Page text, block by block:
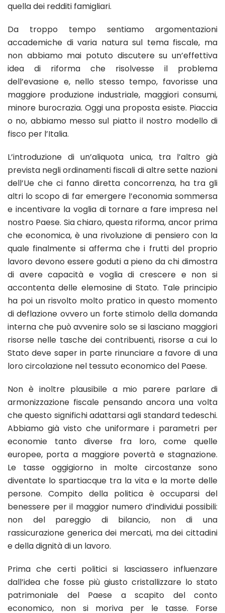
quella dei redditi famigliari.
Da troppo tempo sentiamo argomentazioni
accademiche di varia natura sul tema fiscale, ma
non abbiamo mai potuto discutere su un’effettiva
idea di riforma che risolvesse il problema
dell’evasione e, nello stesso tempo, favorisse una
maggiore produzione industriale, maggiori consumi,
minore burocrazia. Oggi una proposta esiste. Piaccia
o no, abbiamo messo sul piatto il nostro modello di
fisco per l’Italia.
L’introduzione di un’aliquota unica, tra l’altro già
prevista negli ordinamenti fiscali di altre sette nazioni
dell’Ue che ci fanno diretta concorrenza, ha tra gli
altri lo scopo di far emergere l’economia sommersa
e incentivare la voglia di tornare a fare impresa nel
nostro Paese. Sia chiaro, questa riforma, ancor prima
che economica, è una rivoluzione di pensiero con la
quale finalmente si afferma che i frutti del proprio
lavoro devono essere goduti a pieno da chi dimostra
di avere capacità e voglia di crescere e non si
accontenta delle elemosine di Stato. Tale principio
ha poi un risvolto molto pratico in questo momento
di deflazione ovvero un forte stimolo della domanda
interna che può avvenire solo se si lasciano maggiori
risorse nelle tasche dei contribuenti, risorse a cui lo
Stato deve saper in parte rinunciare a favore di una
loro circolazione nel tessuto economico del Paese.
Non è inoltre plausibile a mio parere parlare di
armonizzazione fiscale pensando ancora una volta
che questo significhi adattarsi agli standard tedeschi.
Abbiamo già visto che uniformare i parametri per
economie tanto diverse fra loro, come quelle
europee, porta a maggiore povertà e stagnazione.
Le tasse oggigiorno in molte circostanze sono
diventate lo spartiacque tra la vita e la morte delle
persone. Compito della politica è occuparsi del
benessere per il maggior numero d’individui possibili:
non del pareggio di bilancio, non di una
rassicurazione generica dei mercati, ma dei cittadini
e della dignità di un lavoro.
Prima che certi politici si lasciassero influenzare
dall’idea che fosse più giusto cristallizzare lo stato
patrimoniale del Paese a scapito del conto
economico, non si moriva per le tasse. Forse